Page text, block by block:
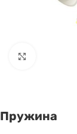
Пружина